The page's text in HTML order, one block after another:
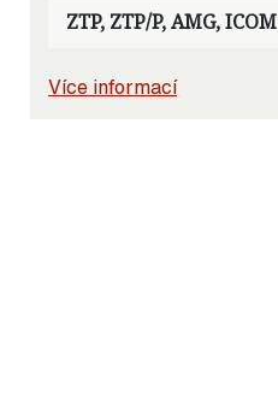
ZTP, ZTP/P, AMG, ICOM
Více informací